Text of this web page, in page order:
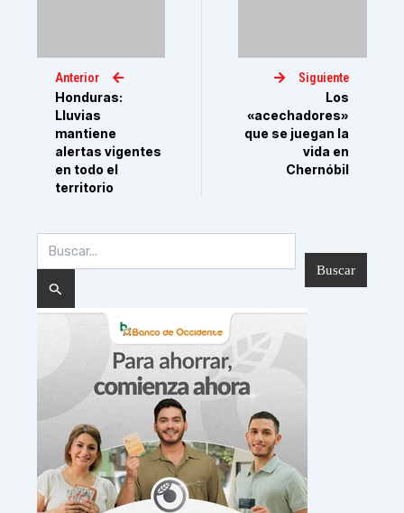
Anterior
Honduras:
Lluvias
mantiene
alertas vigentes
en todo el
territorio
Siguiente
Los
«acechadores»
que se juegan la
vida en
Chernóbil
por: